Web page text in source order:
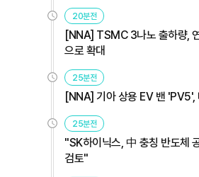
20분전
[NNA] TSMC 3나노 출하량,
으로 확대
25분전
[NNA] 기아 상용 EV 밴 'PV5',
25분전
"SK하이닉스, 中 충칭 반도체
검토"